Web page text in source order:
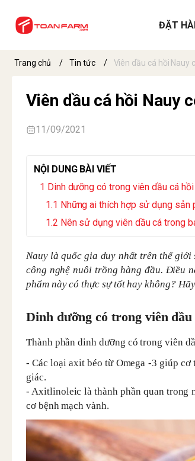
ĐẶT
Trang chủ / Tin tức / Viên dầu cá hồi Nauy
Viên dầu cá hồi Nauy
11/09/2021
NỘI DUNG BÀI VIẾT
Dinh dưỡng có trong viên dầu cá hồi
Những ai thích hợp sử dụng sản
Nên sử dụng viên dầu cá trong
Nauy là quốc gia duy nhất trên thế
công nghệ nuôi trồng hàng đầu. Điều
phẩm này có thực sự tốt hay không?
Dinh dưỡng có trong viên
Thành phần dinh dưỡng có trong viên
- Các loại axit béo từ Omega -3 giúp
giác.
- Axitlinoleic là thành phần quan trong
cơ bệnh mạch vành.